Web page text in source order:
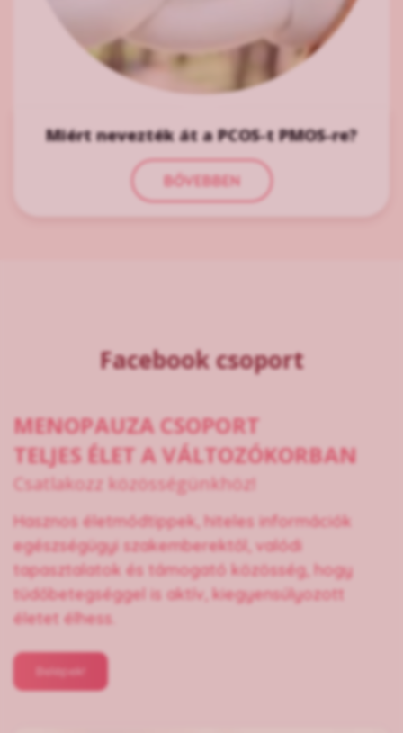
Miért nevezték át a PCOS-t PMOS-re?
BŐVEBBEN
Facebook csoport
MENOPAUZA CSOPORT
TELJES ÉLET A VÁLTOZÓKORBAN
Csatlakozz közösségünkhöz!
Hasznos életmódtippek, hiteles információk
egészségügyi szakemberektől, valódi
tapasztalatok és támogató közösség, hogy
tüdőbetegséggel is aktív, kiegyensúlyozott
életet élhess.
Belépek!